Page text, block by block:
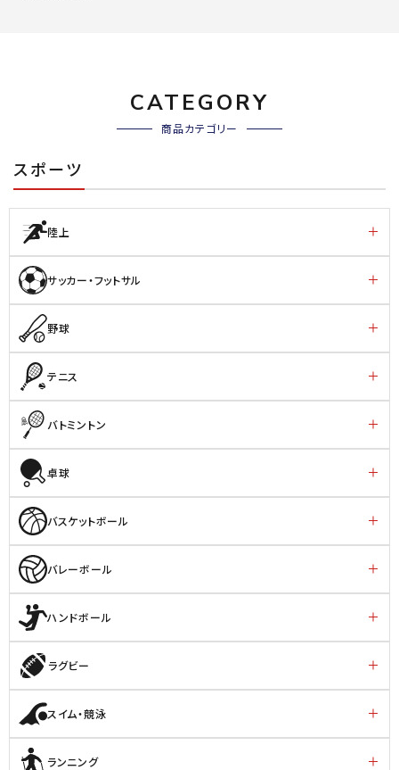
CATEGORY
商品カテゴリー
スポーツ
陸上
サッカー・フットサル
野球
テニス
バトミントン
卓球
バスケットボール
バレーボール
ハンドボール
ラグビー
スイム・競泳
ランニング